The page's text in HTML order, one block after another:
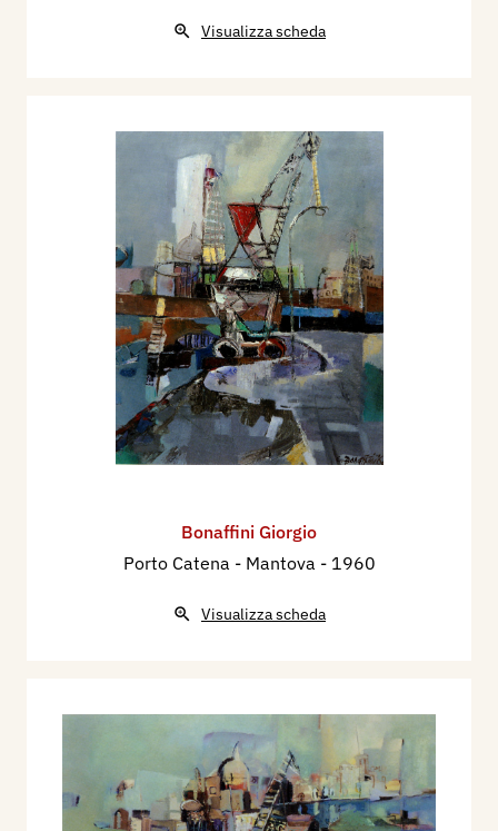
Visualizza scheda
Bonaffini Giorgio
Porto Catena - Mantova - 1960
Visualizza scheda